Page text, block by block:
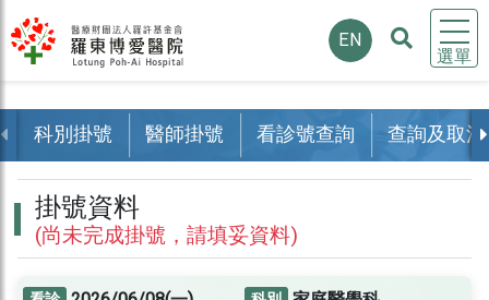
選單
EN
科別掛號 醫師掛號 看診號查詢 查詢及取消
掛號資料
(尚未完成掛號，請填妥資料)